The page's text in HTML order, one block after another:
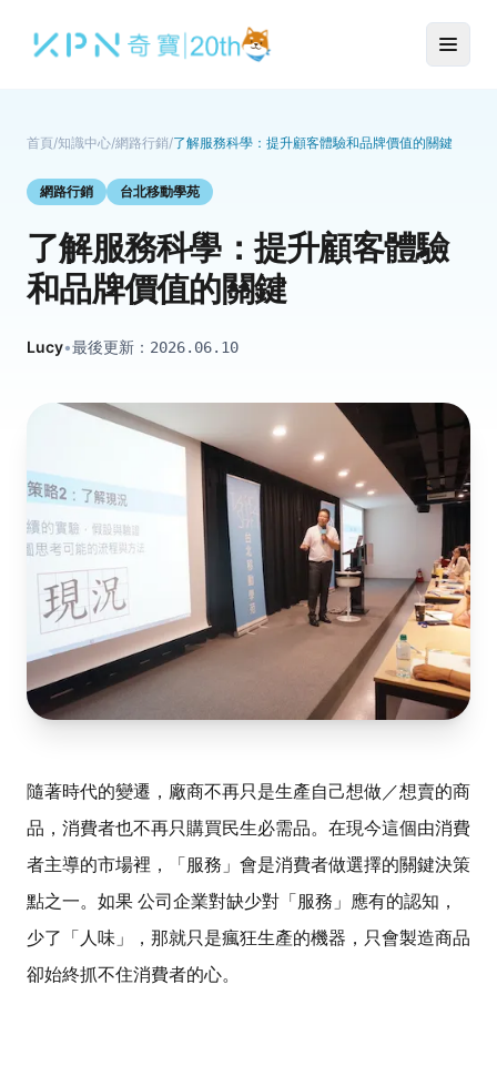
首頁/知識中心/網路行銷/了解服務科學：提升顧客體驗和品牌價值的關鍵
網路行銷 台北移動學苑
了解服務科學：提升顧客體驗
和品牌價值的關鍵
Lucy•最後更新： 2026.06.10
隨著時代的變遷，廠商不再只是生產自己想做／想賣的商
品，消費者也不再只購買民生必需品。在現今這個由消費
者主導的市場裡，「服務」會是消費者做選擇的關鍵決策
點之一。如果 公司企業對缺少對「服務」應有的認知，
少了「人味」，那就只是瘋狂生產的機器，只會製造商品
卻始終抓不住消費者的心。